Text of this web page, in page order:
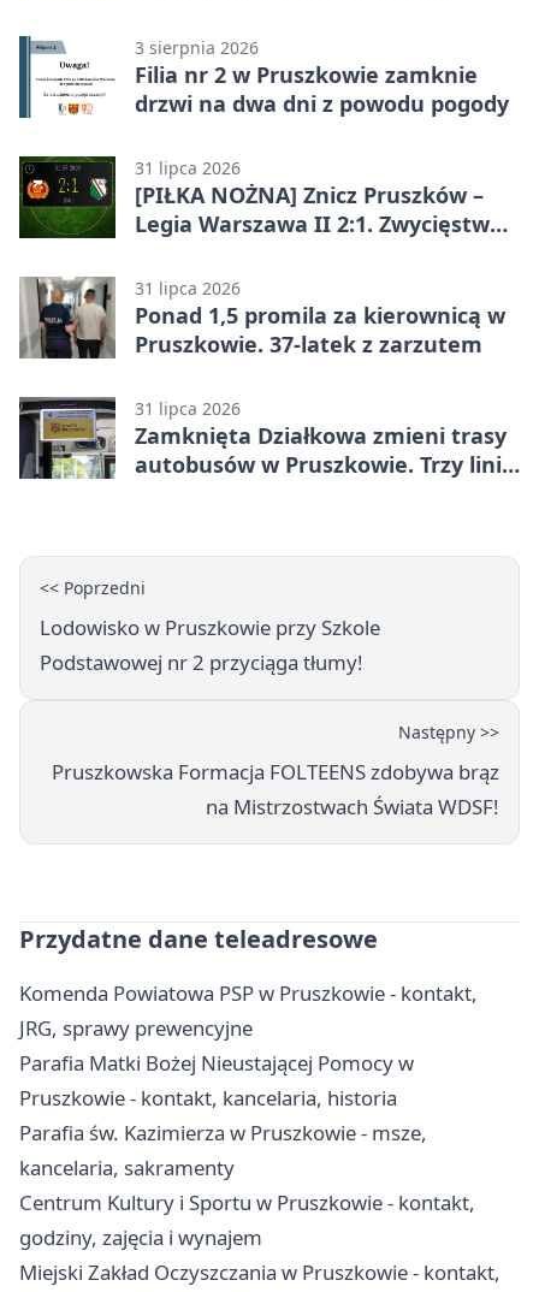
3 sierpnia 2026
Filia nr 2 w Pruszkowie zamknie
drzwi na dwa dni z powodu pogody
31 lipca 2026
[PIŁKA NOŻNA] Znicz Pruszków –
Legia Warszawa II 2:1. Zwycięstwo
minucie
31 lipca 2026
Ponad 1,5 promila za kierownicą w
Pruszkowie. 37-latek z zarzutem
31 lipca 2026
Zamknięta Działkowa zmieni trasy
autobusów w Pruszkowie. Trzy linie
<< Poprzedni
Lodowisko w Pruszkowie przy Szkole
Podstawowej nr 2 przyciąga tłumy!
Następny >>
Pruszkowska Formacja FOLTEENS zdobywa brąz
na Mistrzostwach Świata WDSF!
Przydatne dane teleadresowe
Komenda Powiatowa PSP w Pruszkowie - kontakt,
JRG, sprawy prewencyjne
Parafia Matki Bożej Nieustającej Pomocy w
Pruszkowie - kontakt, kancelaria, historia
Parafia św. Kazimierza w Pruszkowie - msze,
kancelaria, sakramenty
Centrum Kultury i Sportu w Pruszkowie - kontakt,
godziny, zajęcia i wynajem
Miejski Zakład Oczyszczania w Pruszkowie - kontakt,